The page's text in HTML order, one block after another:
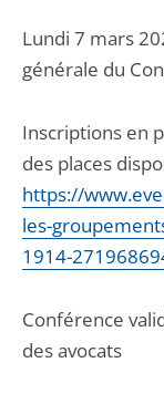
Lundi 7 mars
générale du
Inscriptions en
des places
https://
les-
1914-
Conférence
des avocats